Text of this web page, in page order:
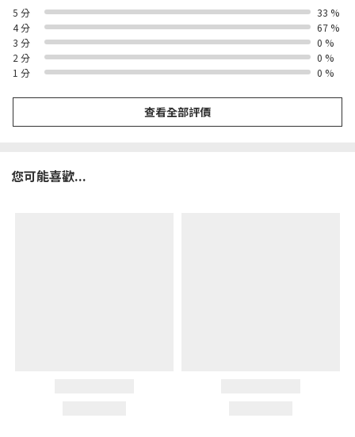
5 分
33 %
4 分
67 %
3 分
0 %
2 分
0 %
1 分
0 %
查看全部評價
您可能喜歡...